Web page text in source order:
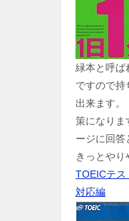
緑本と呼ば
ですので持
出来ます。
策になりま
ージに回答
きっとやり
TOEICテス
対応編